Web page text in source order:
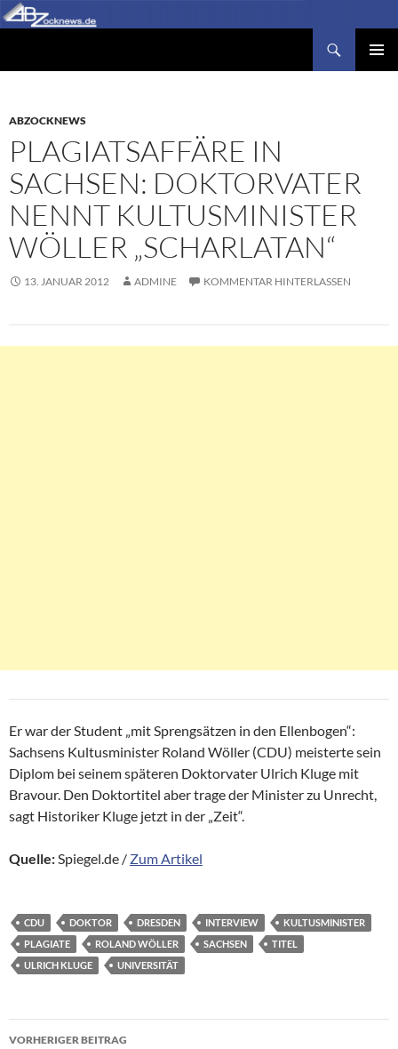
Zum
Inhalt
ABZOCKNEWS
PLAGIATSAFFÄRE IN
SACHSEN: DOKTORVATER
NENNT KULTUSMINISTER
WÖLLER „SCHARLATAN“
13. JANUAR 2012 ADMINE KOMMENTAR HINTERLASSEN
Er war der Student „mit Sprengsätzen in den Ellenbogen“:
Sachsens Kultusminister Roland Wöller (CDU) meisterte sein
Diplom bei seinem späteren Doktorvater Ulrich Kluge mit
Bravour. Den Doktortitel aber trage der Minister zu Unrecht,
sagt Historiker Kluge jetzt in der „Zeit“.
Quelle:Spiegel.de / Zum Artikel
CDU DOKTOR DRESDEN INTERVIEW
KULTUSMINISTER
PLAGIATE
ROLAND WÖLLER SACHSEN
TITEL
ULRICH KLUGE
UNIVERSITÄT
Beitragsnavigation
VORHERIGER BEITRAG